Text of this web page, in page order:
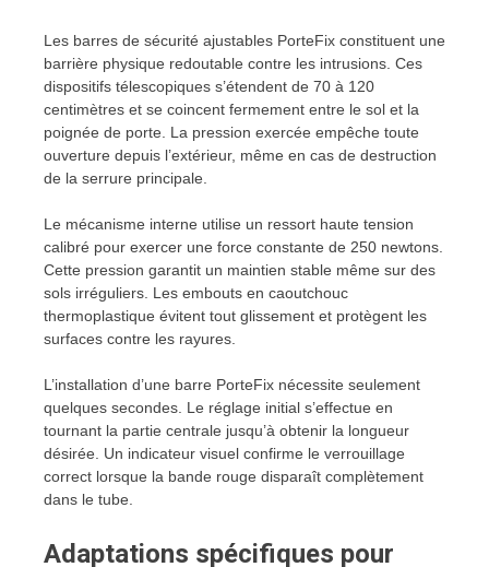
Les barres de sécurité ajustables PorteFix constituent une
barrière physique redoutable contre les intrusions. Ces
dispositifs télescopiques s’étendent de 70 à 120
centimètres et se coincent fermement entre le sol et la
poignée de porte. La pression exercée empêche toute
ouverture depuis l’extérieur, même en cas de destruction
de la serrure principale.
Le mécanisme interne utilise un ressort haute tension
calibré pour exercer une force constante de 250 newtons.
Cette pression garantit un maintien stable même sur des
sols irréguliers. Les embouts en caoutchouc
thermoplastique évitent tout glissement et protègent les
surfaces contre les rayures.
L’installation d’une barre PorteFix nécessite seulement
quelques secondes. Le réglage initial s’effectue en
tournant la partie centrale jusqu’à obtenir la longueur
désirée. Un indicateur visuel confirme le verrouillage
correct lorsque la bande rouge disparaît complètement
dans le tube.
Adaptations spécifiques pour